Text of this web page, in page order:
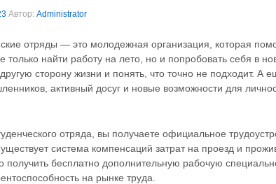
Автор: Administrator
отряды — это молодежная организация, которая
только найти работу на лето, но и попробовать себя в
сторону жизни и понять, что точно не подходит. А
активный досуг и новые возможности для
отряда, вы получаете официальное
система компенсаций затрат на проезд и
получить бесплатно дополнительную рабочую
на рынке труда.